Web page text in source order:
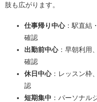
肢も広がります。
仕事帰り中心：駅直結
確認
出勤前中心：早朝利用
確認
休日中心：レッスン枠
認
短期集中 ：パーソナル